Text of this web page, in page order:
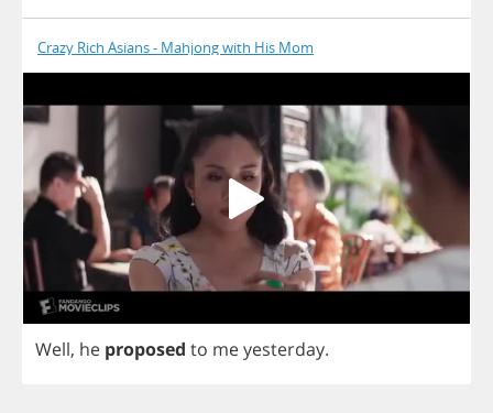
Crazy Rich Asians - Mahjong with His Mom
Well, he proposed to meyesterday.